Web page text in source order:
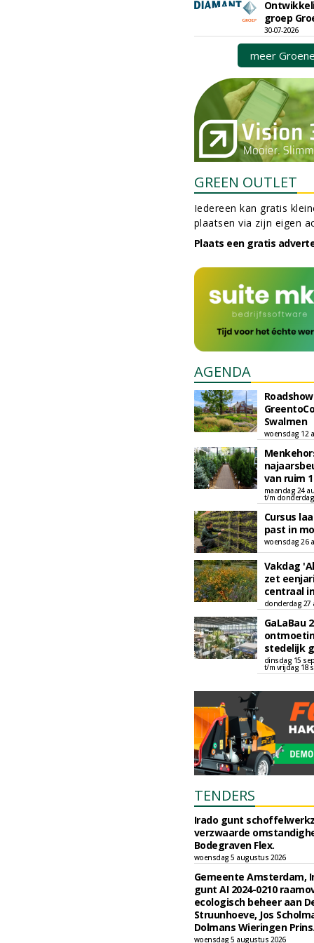
groep
30-07-2026
meer
GREEN OUTLET
Iedereen kan gratis
plaatsen via zijn eigen
Plaats een gratis
AGENDA
Swalmen
woensdag 12
van ruim
maandag 24
t/m
Cursus
past in
woensdag 26
Vakdag
zet
centraal
donderdag 27
GaLaBau
stedelijk
dinsdag 15
t/m vrijdag 18
TENDERS
Irado gunt
verzwaarde
Bodegraven Flex.
woensdag 5 augustus 2026
Gemeente Amsterdam,
gunt AI 2024-0210
ecologisch beheer aan
Struunhoeve, Jos
Dolmans Wieringen
woensdag 5 augustus 2026